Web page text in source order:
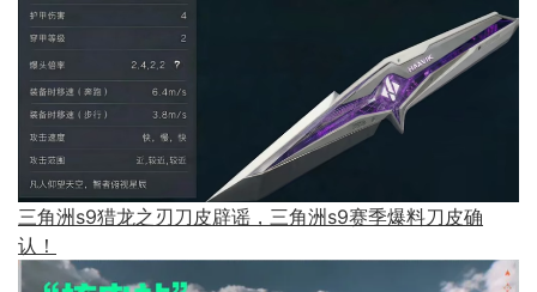
三角洲s9猎龙之刃刀皮辟谣，三角洲s9赛季爆料刀皮确
认！